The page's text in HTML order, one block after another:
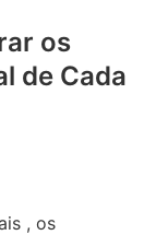
os
de Cada
, os